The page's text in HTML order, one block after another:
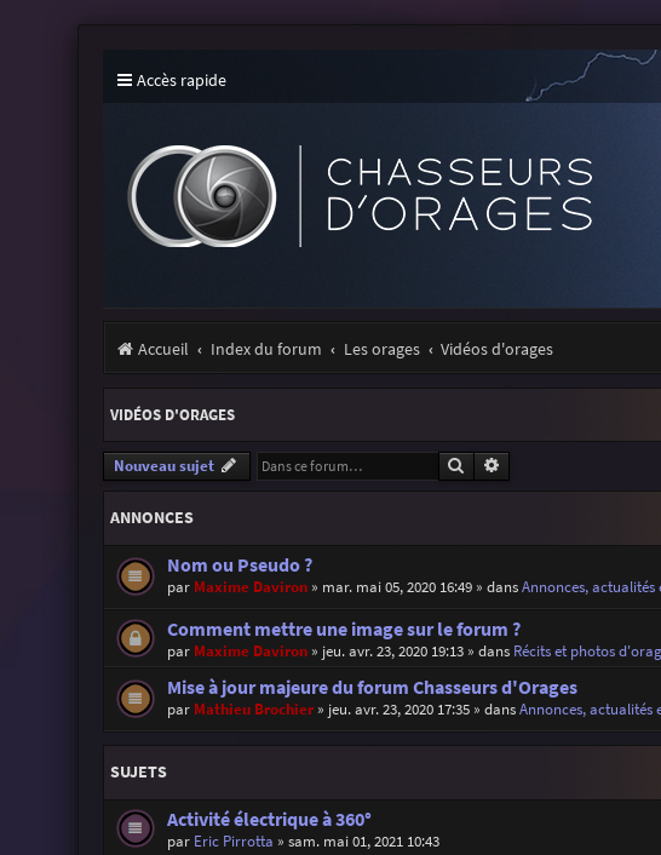
Accès rapide
Accueil Index du forum Les orages Vidéos d'orages
VIDÉOS D'ORAGES
Nouveau sujet Rechercher
ANNONCES
Nom ou Pseudo ?
par Maxime Daviron» mar. mai 05, 2020 16:49» dansAnnonces,
Comment mettre une image sur le forum ?
par Maxime Daviron» jeu. avr. 23, 2020 19:13» dans Récits et photos
Mise à jour majeure du forum Chasseurs d'Orages
par Mathieu Brochier» jeu. avr. 23, 2020 17:35» dansAnnonces,
SUJETS
Activité électrique à 360°
par Eric Pirrotta » sam. mai 01, 2021 10:43